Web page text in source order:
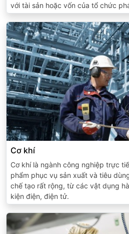
với tài sản hoặc vốn của tổ chức
Cơ khí
Cơ khí là ngành công nghiệp trực
phẩm phục vụ sản xuất và tiêu
chế tạo rất rộng, từ các vật dụng
kiện điện, điện tử.